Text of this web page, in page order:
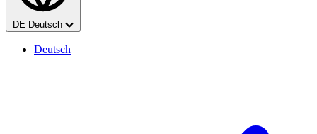
Sprache
DE Deutsch
Deutsch